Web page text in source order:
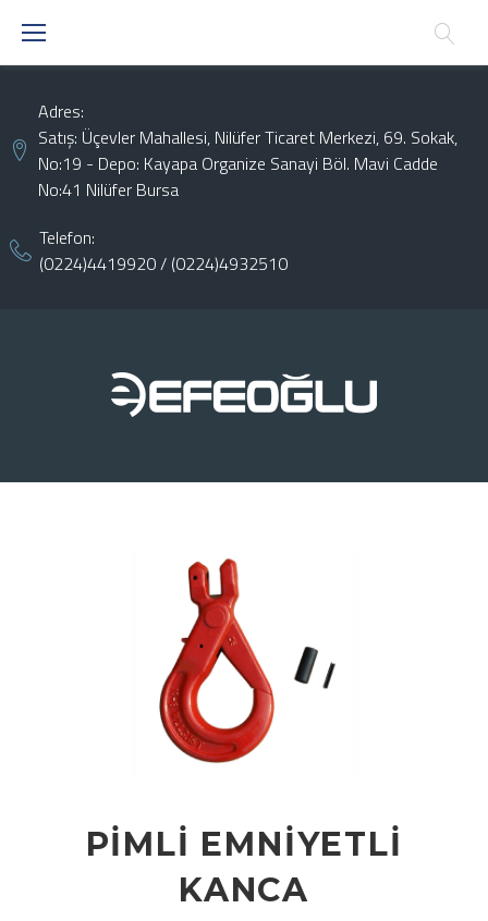
Skip
Adres:
Satış: Üçevler Mahallesi, Nilüfer Ticaret Merkezi, 69. Sokak,
No:19 - Depo: Kayapa Organize Sanayi Böl. Mavi Cadde
No:41 Nilüfer Bursa
Telefon:
(0224)4419920/ (0224)4932510
PIMLI EMNIYETLI
KANCA